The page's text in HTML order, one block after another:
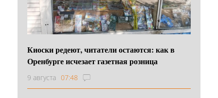
Киоски редеют, читатели остаются: как в
Оренбурге исчезает газетная розница
9 августа 07:48